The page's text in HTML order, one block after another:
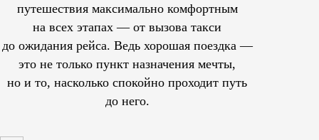
путешествия максимально комфортным
на всех этапах — от вызова такси
до ожидания рейса. Ведь хорошая поездка —
это не только пункт назначения мечты,
но и то, насколько спокойно проходит путь
до него.